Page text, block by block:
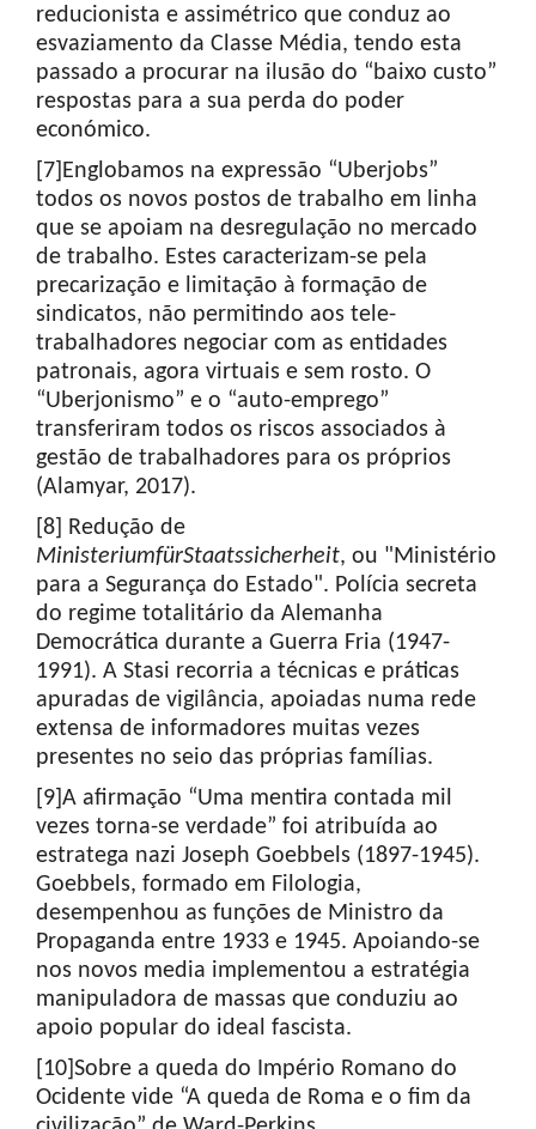
reducionista e assimétrico que conduz ao
esvaziamento da Classe Média, tendo esta
passado a procurar na ilusão do “baixo custo”
respostas para a sua perda do poder
económico.
[7]Englobamos na expressão “Uberjobs”
todos os novos postos de trabalho em linha
que se apoiam na desregulação no mercado
de trabalho. Estes caracterizam-se pela
precarização e limitação à formação de
sindicatos, não permitindo aos tele-
trabalhadores negociar com as entidades
patronais, agora virtuais e sem rosto. O
“Uberjonismo” e o “auto-emprego”
transferiram todos os riscos associados à
gestão de trabalhadores para os próprios
(Alamyar, 2017).
[8] Redução de
MinisteriumfürStaatssicherheit, ou "Ministério
para a Segurança do Estado". Polícia secreta
do regime totalitário da Alemanha
Democrática durante a Guerra Fria (1947-
1991). A Stasi recorria a técnicas e práticas
apuradas de vigilância, apoiadas numa rede
extensa de informadores muitas vezes
presentes no seio das próprias famílias.
[9]A afirmação “Uma mentira contada mil
vezes torna-se verdade” foi atribuída ao
estratega nazi Joseph Goebbels (1897-1945).
Goebbels, formado em Filologia,
desempenhou as funções de Ministro da
Propaganda entre 1933 e 1945. Apoiando-se
nos novos media implementou a estratégia
manipuladora de massas que conduziu ao
apoio popular do ideal fascista.
[10]Sobre a queda do Império Romano do
Ocidente vide “A queda de Roma e o fim da